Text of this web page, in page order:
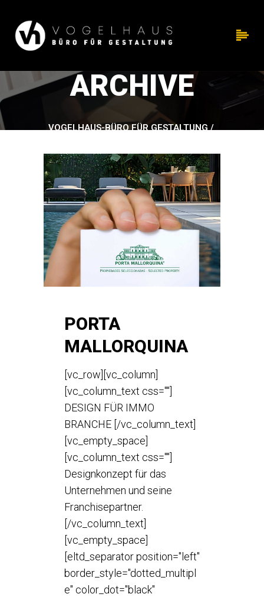
ARCHIVE
VOGELHAUS-BÜRO FÜR GESTALTUNG/
PORTA
MALLORQUINA
[vc_row][vc_column]
[vc_column_text css=""]
DESIGN FÜR IMMO
BRANCHE [/vc_column_text]
[vc_empty_space]
[vc_column_text css=""]
Designkonzept für das
Unternehmen und seine
Franchisepartner.
[/vc_column_text]
[vc_empty_space]
[eltd_separator position="left"
border_style="dotted_multipl
e" color_dot="black"